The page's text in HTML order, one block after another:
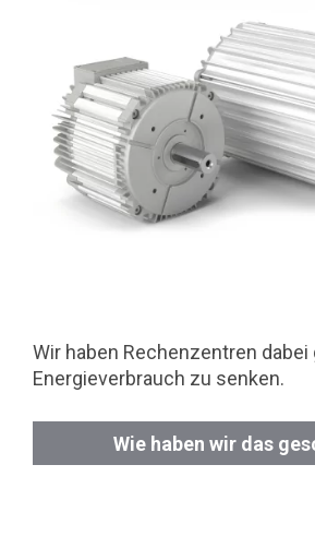
Wir haben Rechenzentren
Energieverbrauch zu senken.
Wie haben wir das